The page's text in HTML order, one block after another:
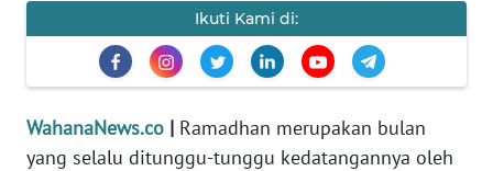
Ikuti Kami di:
WahanaNews.co | Ramadhan merupakan bulan
yang selalu ditunggu-tunggu kedatangannya oleh
OLAHRAGA
OPINI